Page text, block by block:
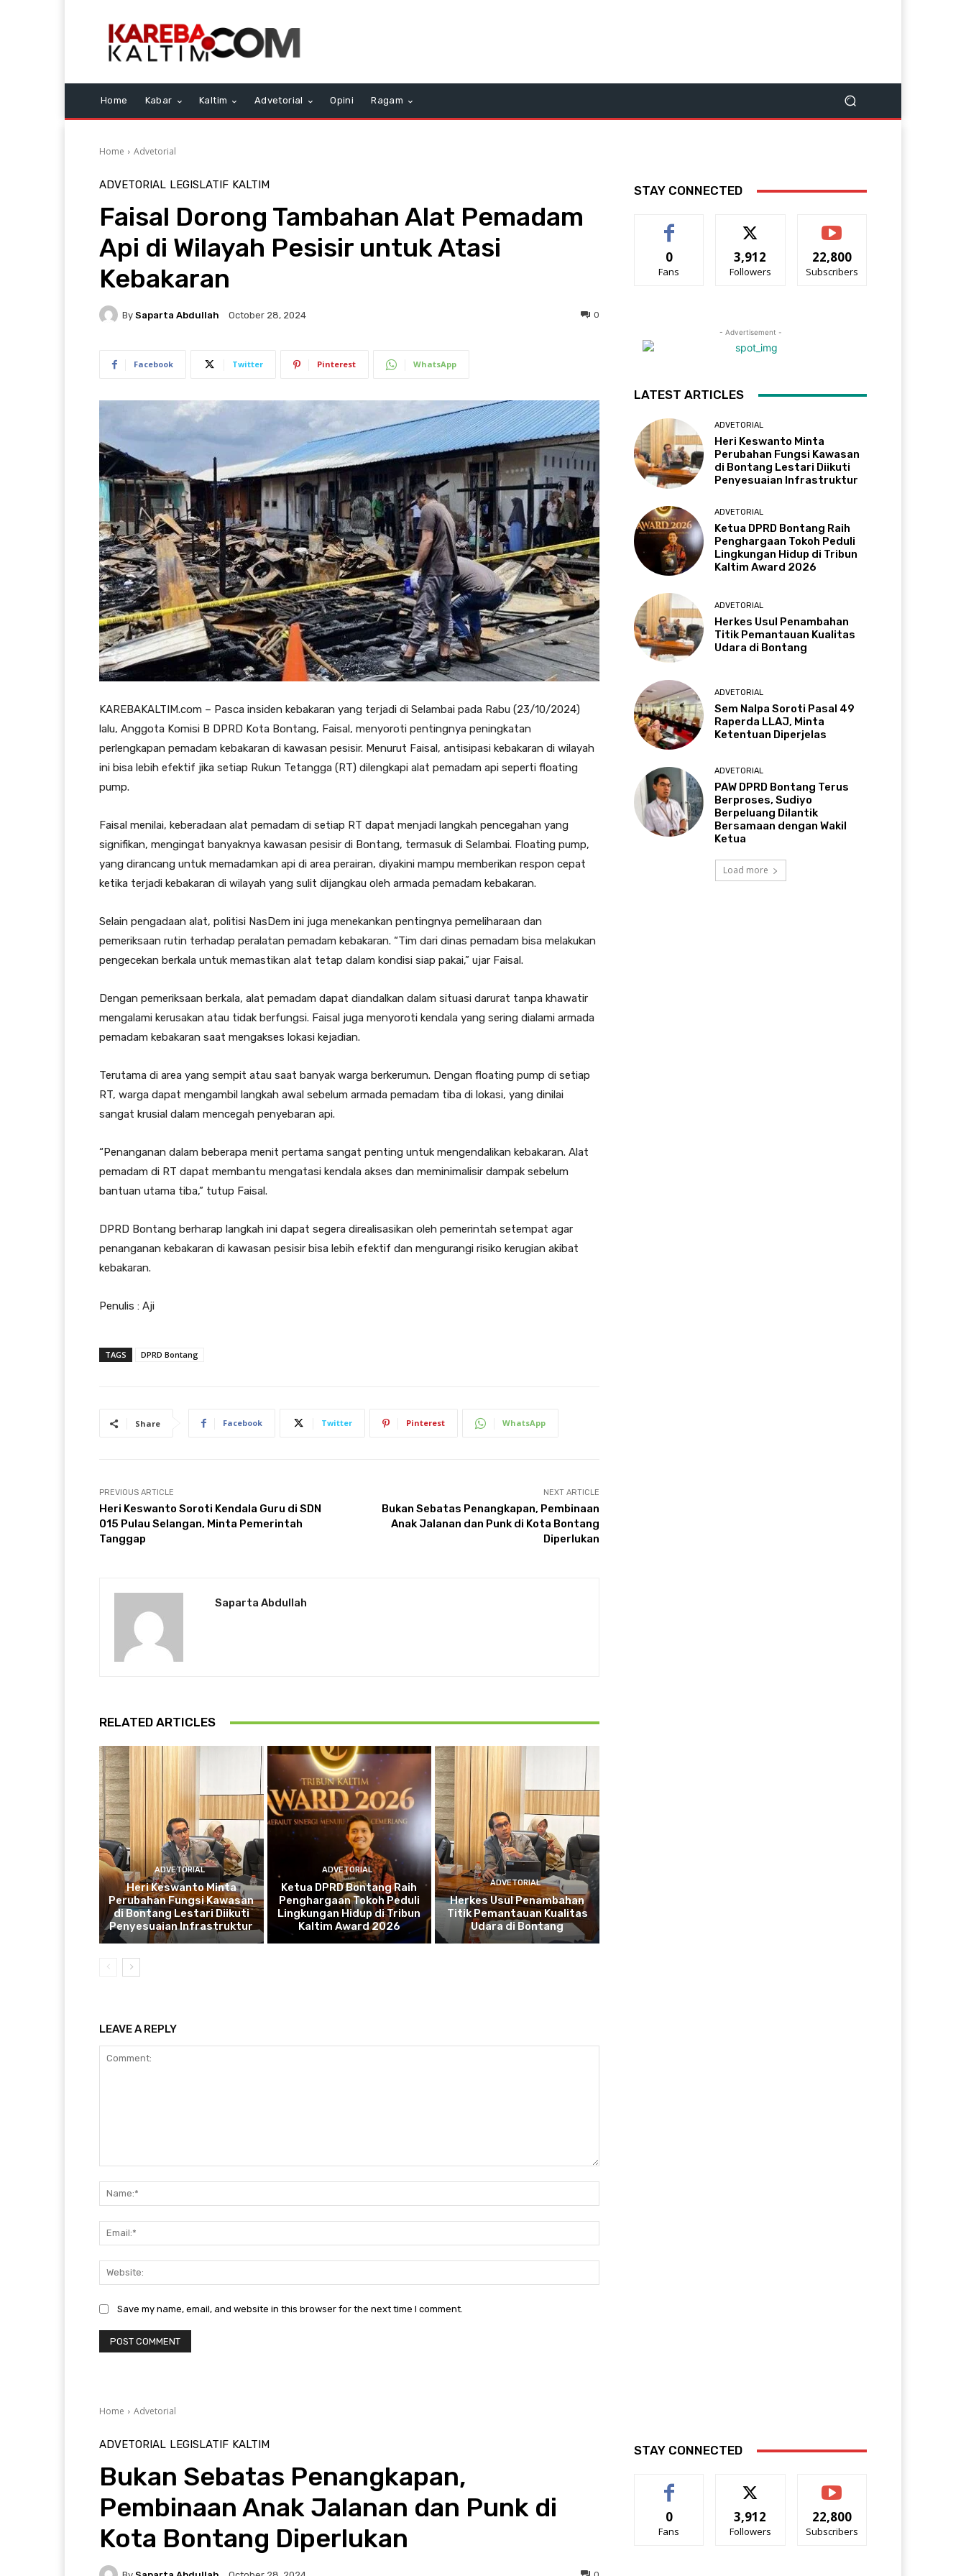
Home Kabar Kaltim Advetorial Opini Ragam
Home Advetorial
ADVETORIAL LEGISLATIF KALTIM
Faisal Dorong Tambahan Alat Pemadam
Api di Wilayah Pesisir untuk Atasi
Kebakaran
By Saparta Abdullah October 28, 2024 0
Facebook Twitter Pinterest WhatsApp
KAREBAKALTIM.com – Pasca insiden kebakaran yang terjadi di Selambai pada Rabu (23/10/2024)
lalu, Anggota Komisi B DPRD Kota Bontang, Faisal, menyoroti pentingnya peningkatan
perlengkapan pemadam kebakaran di kawasan pesisir. Menurut Faisal, antisipasi kebakaran di wilayah
ini bisa lebih efektif jika setiap Rukun Tetangga (RT) dilengkapi alat pemadam api seperti floating
pump.
Faisal menilai, keberadaan alat pemadam di setiap RT dapat menjadi langkah pencegahan yang
signifikan, mengingat banyaknya kawasan pesisir di Bontang, termasuk di Selambai. Floating pump,
yang dirancang untuk memadamkan api di area perairan, diyakini mampu memberikan respon cepat
ketika terjadi kebakaran di wilayah yang sulit dijangkau oleh armada pemadam kebakaran.
Selain pengadaan alat, politisi NasDem ini juga menekankan pentingnya pemeliharaan dan
pemeriksaan rutin terhadap peralatan pemadam kebakaran. “Tim dari dinas pemadam bisa melakukan
pengecekan berkala untuk memastikan alat tetap dalam kondisi siap pakai,” ujar Faisal.
Dengan pemeriksaan berkala, alat pemadam dapat diandalkan dalam situasi darurat tanpa khawatir
mengalami kerusakan atau tidak berfungsi. Faisal juga menyoroti kendala yang sering dialami armada
pemadam kebakaran saat mengakses lokasi kejadian.
Terutama di area yang sempit atau saat banyak warga berkerumun. Dengan floating pump di setiap
RT, warga dapat mengambil langkah awal sebelum armada pemadam tiba di lokasi, yang dinilai
sangat krusial dalam mencegah penyebaran api.
“Penanganan dalam beberapa menit pertama sangat penting untuk mengendalikan kebakaran. Alat
pemadam di RT dapat membantu mengatasi kendala akses dan meminimalisir dampak sebelum
bantuan utama tiba,” tutup Faisal.
DPRD Bontang berharap langkah ini dapat segera direalisasikan oleh pemerintah setempat agar
penanganan kebakaran di kawasan pesisir bisa lebih efektif dan mengurangi risiko kerugian akibat
kebakaran.
Penulis : Aji
TAGS DPRD Bontang
Share Facebook Twitter Pinterest WhatsApp
PREVIOUS ARTICLE
Heri Keswanto Soroti Kendala Guru di SDN
015 Pulau Selangan, Minta Pemerintah
Tanggap
NEXT ARTICLE
Bukan Sebatas Penangkapan, Pembinaan
Anak Jalanan dan Punk di Kota Bontang
Diperlukan
Saparta Abdullah
RELATED ARTICLES
ADVETORIAL
Heri Keswanto Minta
Perubahan Fungsi Kawasan
di Bontang Lestari Diikuti
Penyesuaian Infrastruktur
ADVETORIAL
Ketua DPRD Bontang Raih
Penghargaan Tokoh Peduli
Lingkungan Hidup di Tribun
Kaltim Award 2026
ADVETORIAL
Herkes Usul Penambahan
Titik Pemantauan Kualitas
Udara di Bontang
LEAVE A REPLY
Save my name, email, and website in this browser for the next time I comment.
STAY CONNECTED
0
Fans
3,912
Followers
22,800
Subscribers
- Advertisement -
LATEST ARTICLES
ADVETORIAL
Heri Keswanto Minta
Perubahan Fungsi Kawasan
di Bontang Lestari Diikuti
Penyesuaian Infrastruktur
ADVETORIAL
Ketua DPRD Bontang Raih
Penghargaan Tokoh Peduli
Lingkungan Hidup di Tribun
Kaltim Award 2026
ADVETORIAL
Herkes Usul Penambahan
Titik Pemantauan Kualitas
Udara di Bontang
ADVETORIAL
Sem Nalpa Soroti Pasal 49
Raperda LLAJ, Minta
Ketentuan Diperjelas
ADVETORIAL
PAW DPRD Bontang Terus
Berproses, Sudiyo
Berpeluang Dilantik
Bersamaan dengan Wakil
Ketua
Load more